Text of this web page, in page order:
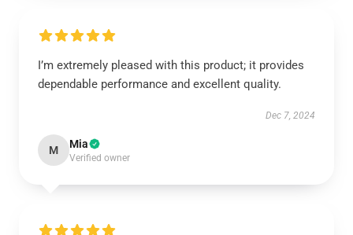
I’m extremely pleased with this product; it provides
dependable performance and excellent quality.
Dec 7, 2024
M Mia
Verified owner